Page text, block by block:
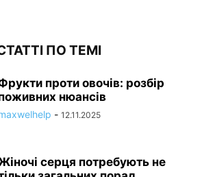
ПО ТЕМІ
проти овочів: розбір
нюансів
- 12.11.2025
серця потребують не